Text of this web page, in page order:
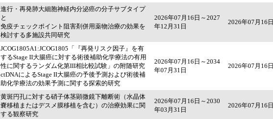
進行・再発肺大細胞神経内分泌癌の分子サブタイプ
と
免疫チェックポイント阻害剤併用薬物治療の効果を
検討する多施設共同研究
2026年07月16日～2027
年12月31日
2026年07月16日
JCOG1805A1:JCOG1805「『再発リスク因子』を有
するStage II大腸癌に対する術後補助化学療法の有用
性に関するランダム化第III相比較試験」の附随研究
ctDNAによるStage II大腸癌の予後予測および術後補
助化学療法の効果予測に関する探索的研究
2026年07月16日～2034
年07月31日
2026年07月16日
黄斑円孔に対する硝子体茎顕微鏡下離断術（水晶体
嚢移植またはデスメ膜移植を含む）の治療効果に関
する観察研究
2026年07月16日～2030
年03月31日
2026年07月16日